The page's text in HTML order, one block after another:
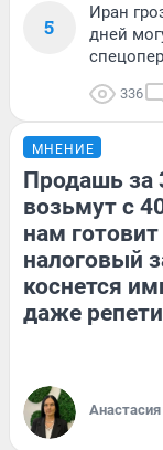
5
Иран
дней
336
МНЕНИЕ
Продашь за
возьмут с
нам
налоговый
коснется
даже